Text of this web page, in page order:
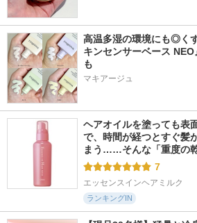
4.9
2137件
描くアイゾーンコン
シーラー
セザンヌ
クショントーンアッ
プ ローズ+
高温多湿の環境にも◎く
キンセンサーベース
も
マキアージュ
ヘアオイルを塗っても表
で、時間が経つとすぐ髪
まう……そんな「重度の
7
エッセンスインヘアミルク
ランキングIN